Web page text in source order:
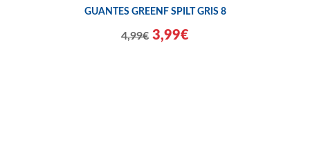
GUANTES GREENF SPILT GRIS 8
4,99€ 3,99€